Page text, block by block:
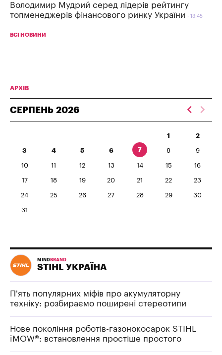
Володимир Мудрий серед лідерів рейтингу
топменеджерів фінансового ринку України
13:45
ВСІ НОВИНИ
АРХІВ
СЕРПЕНЬ 2026
1 2
3 4 5 6 7 8 9
10 11 12 13 14 15 16
17 18 19 20 21 22 23
24 25 26 27 28 29 30
31
MIND BRAND
STIHL УКРАЇНА
П'ять популярних міфів про акумуляторну
техніку: розбираємо поширені стереотипи
Нове покоління роботів-газонокосарок STIHL
iMOW®: встановлення простіше простого